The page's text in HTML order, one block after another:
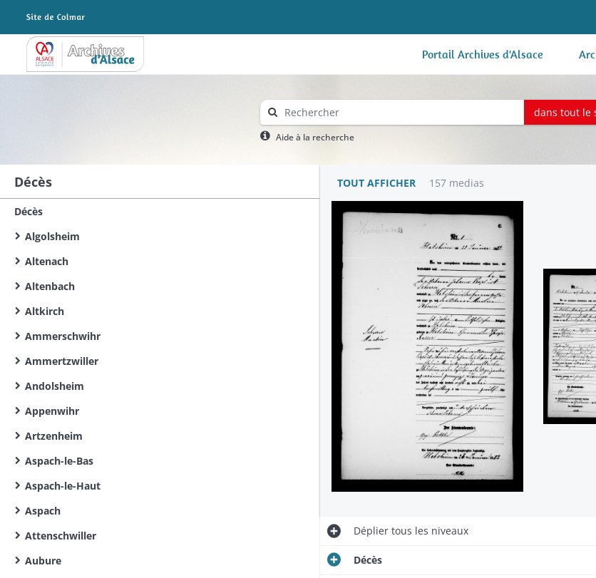
Archives Alsace - Colmar Portail Archives d'Alsace
dans tout le
Aide à la recherche
Décès
Décès
Algolsheim
Altenach
Altenbach
Altkirch
Ammerschwihr
Ammertzwiller
Andolsheim
Appenwihr
Artzenheim
Aspach-le-Bas
Aspach-le-Haut
Aspach
Attenschwiller
Aubure
TOUT AFFICHER 157 medias
Dépliertous les niveaux
Décès